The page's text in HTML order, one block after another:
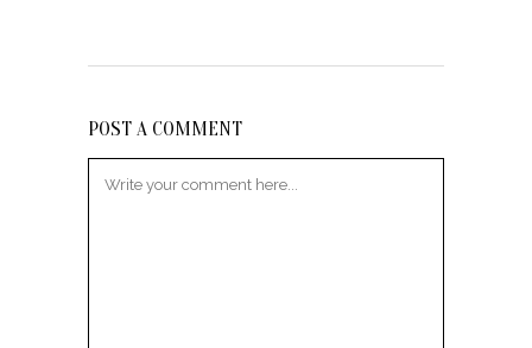
POST A COMMENT